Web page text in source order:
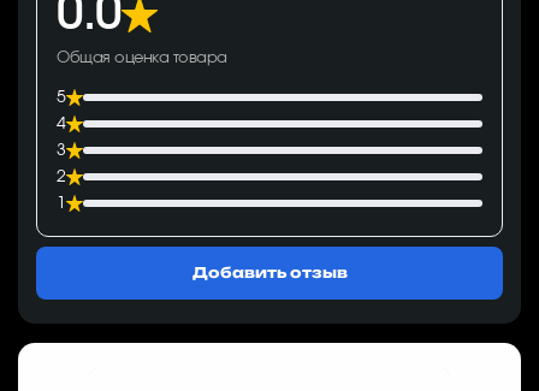
0.0
Общая оценка товара
5
4
3
2
Добавить отзыв